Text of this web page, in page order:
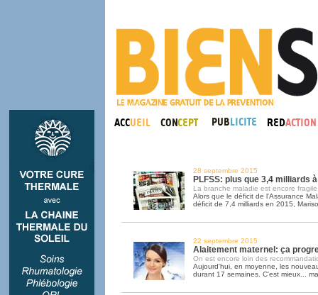
28 septembre 2015
PLFSS: plus que 3,4 milliards
La branche maladie est encore
Alors que le déficit de l'Assurance
déficit de 7,4 milliards en 2015,
22 septembre 2015
Alaitement maternel: ça
On est encore loin des
Aujourd'hui, en moyenne, les
durant 17 semaines. C'est mieux...